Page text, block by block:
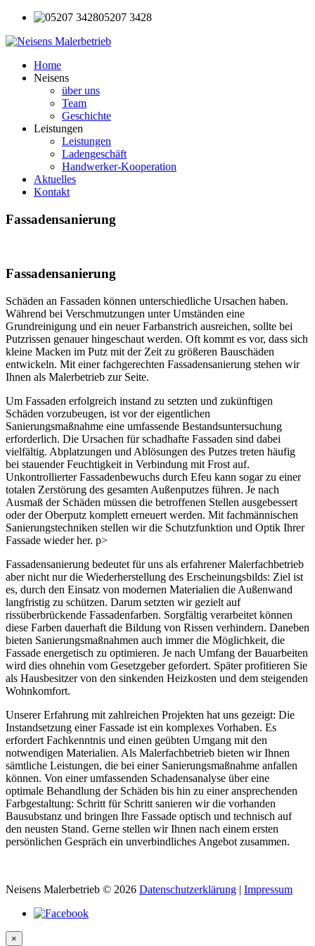
05207 3428
Home
Neisens
über uns
Team
Geschichte
Leistungen
Leistungen
Ladengeschäft
Handwerker-Kooperation
Aktuelles
Kontakt
Fassadensanierung
Fassadensanierung
Schäden an Fassaden können unterschiedliche Ursachen haben.
Während bei Verschmutzungen unter Umständen eine
Grundreinigung und ein neuer Farbanstrich ausreichen, sollte bei
Putzrissen genauer hingeschaut werden. Oft kommt es vor, dass sich
kleine Macken im Putz mit der Zeit zu größeren Bauschäden
entwickeln. Mit einer fachgerechten Fassadensanierung stehen wir
Ihnen als Malerbetrieb zur Seite.
Um Fassaden erfolgreich instand zu setzten und zukünftigen
Schäden vorzubeugen, ist vor der eigentlichen
Sanierungsmaßnahme eine umfassende Bestandsuntersuchung
erforderlich. Die Ursachen für schadhafte Fassaden sind dabei
vielfältig. Abplatzungen und Ablösungen des Putzes treten häufig
bei stauender Feuchtigkeit in Verbindung mit Frost auf.
Unkontrollierter Fassadenbewuchs durch Efeu kann sogar zu einer
totalen Zerstörung des gesamten Außenputzes führen. Je nach
Ausmaß der Schäden müssen die betroffenen Stellen ausgebessert
oder der Oberputz komplett erneuert werden. Mit fachmännischen
Sanierungstechniken stellen wir die Schutzfunktion und Optik Ihrer
Fassade wieder her. p>
Fassadensanierung bedeutet für uns als erfahrener Malerfachbetrieb
aber nicht nur die Wiederherstellung des Erscheinungsbilds: Ziel ist
es, durch den Einsatz von modernen Materialien die Außenwand
langfristig zu schützen. Darum setzten wir gezielt auf
rissüberbrückende Fassadenfarben. Sorgfältig verarbeitet können
diese Farben dauerhaft die Bildung von Rissen verhindern. Daneben
bieten Sanierungsmaßnahmen auch immer die Möglichkeit, die
Fassade energetisch zu optimieren. Je nach Umfang der Bauarbeiten
wird dies ohnehin vom Gesetzgeber gefordert. Später profitieren Sie
als Hausbesitzer von den sinkenden Heizkosten und dem steigenden
Wohnkomfort.
Unserer Erfahrung mit zahlreichen Projekten hat uns gezeigt: Die
Instandsetzung einer Fassade ist ein komplexes Vorhaben. Es
erfordert Fachkenntnis und einen geübten Umgang mit den
notwendigen Materialien. Als Malerfachbetrieb bieten wir Ihnen
sämtliche Leistungen, die bei einer Sanierungsmaßnahme anfallen
können. Von einer umfassenden Schadensanalyse über eine
optimale Behandlung der Schäden bis hin zu einer ansprechenden
Farbgestaltung: Schritt für Schritt sanieren wir die vorhanden
Bausubstanz und bringen Ihre Fassade optisch und technisch auf
den neusten Stand. Gerne stellen wir Ihnen nach einem ersten
persönlichen Gespräch ein unverbindliches Angebot zusammen.
Neisens Malerbetrieb © 2026 Datenschutzerklärung | Impressum
×